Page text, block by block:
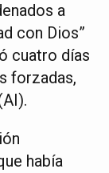
a
con Dios”
cuatro días
forzadas,
había